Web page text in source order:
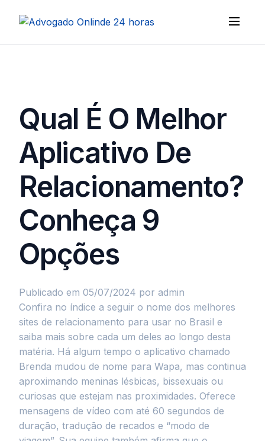
Qual É O Melhor
Aplicativo De
Relacionamento?
Conheça 9
Opções
Publicado em 05/07/2024 por admin
Confira no índice a seguir o nome dos melhores
sites de relacionamento para usar no Brasil e
saiba mais sobre cada um deles ao longo desta
matéria. Há algum tempo o aplicativo chamado
Brenda mudou de nome para Wapa, mas continua
aproximando meninas lésbicas, bissexuais ou
curiosas que estejam nas proximidades. Oferece
mensagens de vídeo com até 60 segundos de
duração, tradução de recados e “modo de